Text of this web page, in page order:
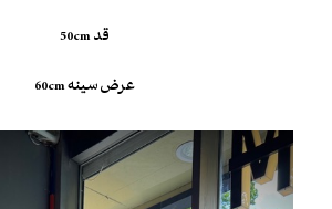
قد 50cm
عرض سینه 60cm